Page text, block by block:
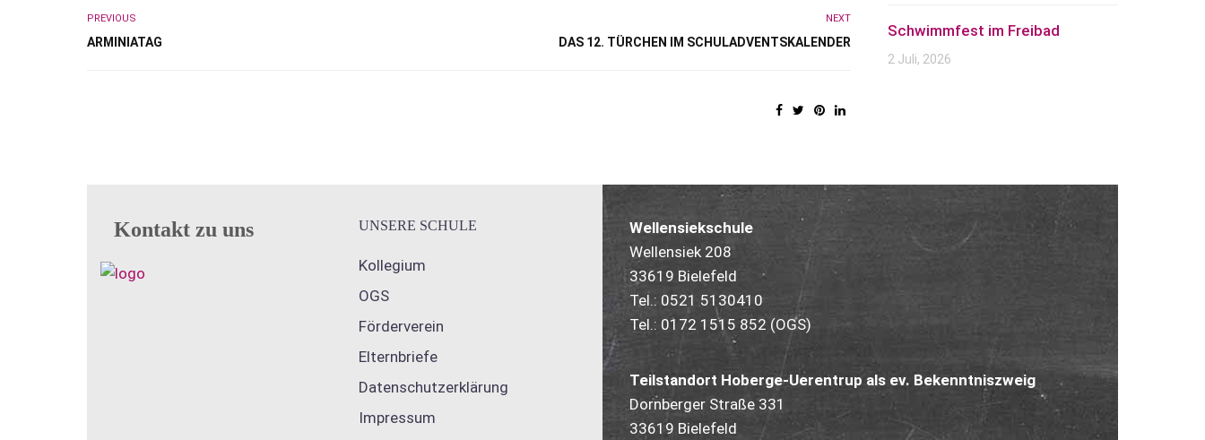
PREVIOUS
ARMINIATAG
NEXT
DAS 12. TÜRCHEN IM SCHULADVENTSKALENDER
Schwimmfest im Freibad
2 Juli, 2026
Kontakt zu uns UNSERE SCHULE
Kollegium
OGS
Förderverein
Elternbriefe
Datenschutzerklärung
Impressum
Wellensiekschule
Wellensiek 208
33619 Bielefeld
Tel.: 0521 5130410
Tel.: 0172 1515 852 (OGS)
Teilstandort Hoberge-Uerentrup als ev. Bekenntniszweig
Dornberger Straße 331
33619 Bielefeld